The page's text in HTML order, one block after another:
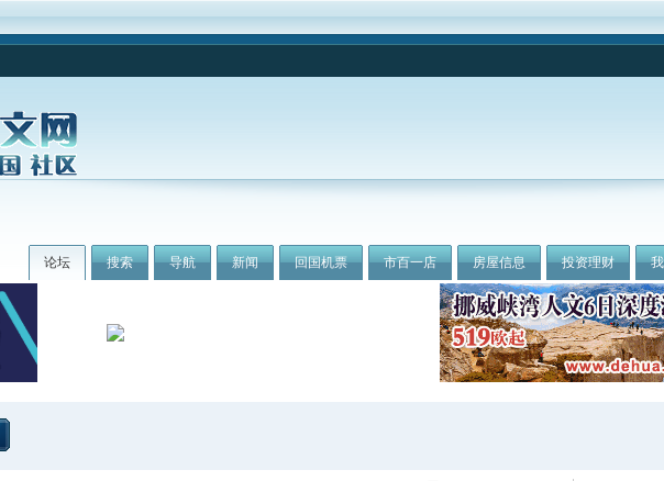
论坛 搜索 导航 新闻 回国机票 市百一店 房屋信息 投资理财